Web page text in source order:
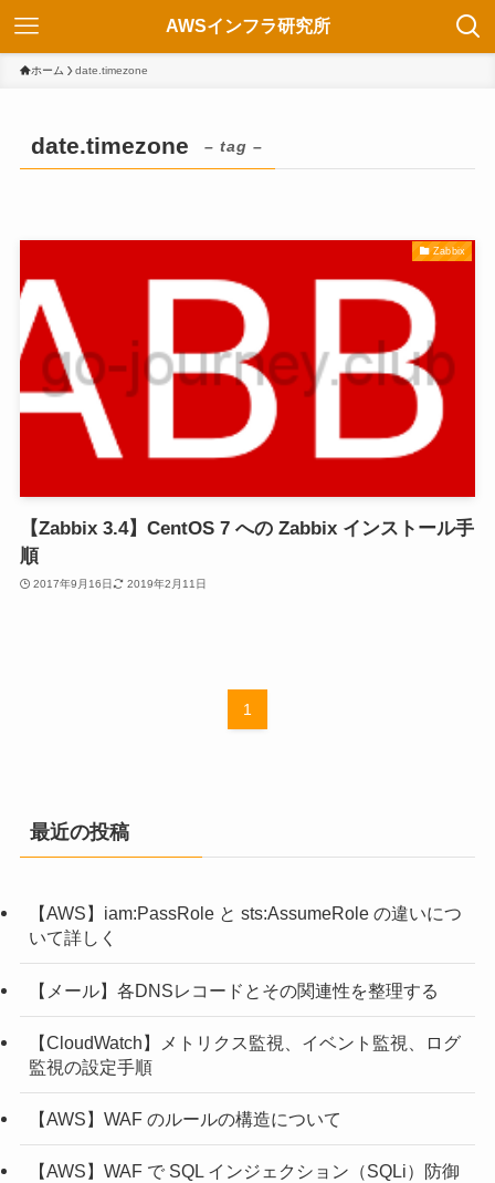
AWSインフラ研究所
ホーム date.timezone
date.timezone – tag –
Zabbix
【Zabbix 3.4】CentOS 7 への Zabbix インストール手
順
2017年9月16日 2019年2月11日
1
最近の投稿
【AWS】iam:PassRole と sts:AssumeRole の違いにつ
いて詳しく
【メール】各DNSレコードとその関連性を整理する
【CloudWatch】メトリクス監視、イベント監視、ログ
監視の設定手順
【AWS】WAF のルールの構造について
【AWS】WAF で SQL インジェクション（SQLi）防御